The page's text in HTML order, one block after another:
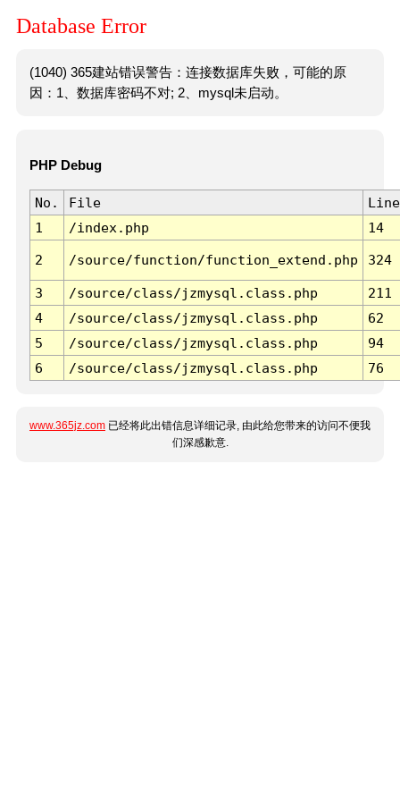
Database Error
(1040) 365建站错误警告：连接数据库失败，可能的原
因：1、数据库密码不对; 2、mysql未启动。
PHP Debug
No. File
Line
1
/index.php 14
2 /source/function/function_extend.php 324
3 /source/class/jzmysql.class.php
211
4
/source/class/jzmysql.class.php
62
5
/source/class/jzmysql.class.php
94
6
/source/class/jzmysql.class.php 76
www.365jz.com 已经将此出错信息详细记录, 由此给您带来的访问不便我
们深感歉意.